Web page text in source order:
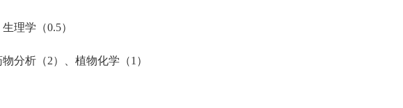
理学（0.5）
分析（2）、植物化学（1）